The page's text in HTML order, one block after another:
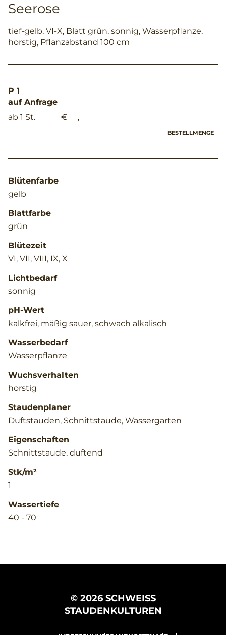
Seerose
tief-gelb, VI-X, Blatt grün, sonnig, Wasserpflanze,
horstig, Pflanzabstand 100 cm
P 1
auf Anfrage
ab 1 St.
€ __,__
BESTELLMENGE
Blütenfarbe
gelb
Blattfarbe
grün
Blütezeit
VI, VII, VIII, IX, X
Lichtbedarf
sonnig
pH-Wert
kalkfrei, mäßig sauer, schwach alkalisch
Wasserbedarf
Wasserpflanze
Wuchsverhalten
horstig
Staudenplaner
Duftstauden, Schnittstaude, Wassergarten
Eigenschaften
Schnittstaude, duftend
Stk/m²
1
Wassertiefe
40 - 70
© 2026 SCHWEISS
STAUDENKULTUREN